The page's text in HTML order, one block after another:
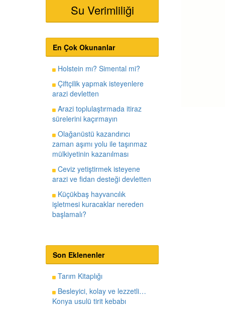
Su Verimliliği
En Çok Okunanlar
Holstein mı? Simental mi?
Çiftçilik yapmak isteyenlere
arazi devletten
Arazi toplulaştırmada itiraz
sürelerini kaçırmayın
Olağanüstü kazandırıcı
zaman aşımı yolu ile taşınmaz
mülkiyetinin kazanılması
Ceviz yetiştirmek isteyene
arazi ve fidan desteği devletten
Küçükbaş hayvancılık
işletmesi kuracaklar nereden
başlamalı?
Son Eklenenler
Tarım Kitaplığı
Besleyici, kolay ve lezzetli…
Konya usulü tirit kebabı